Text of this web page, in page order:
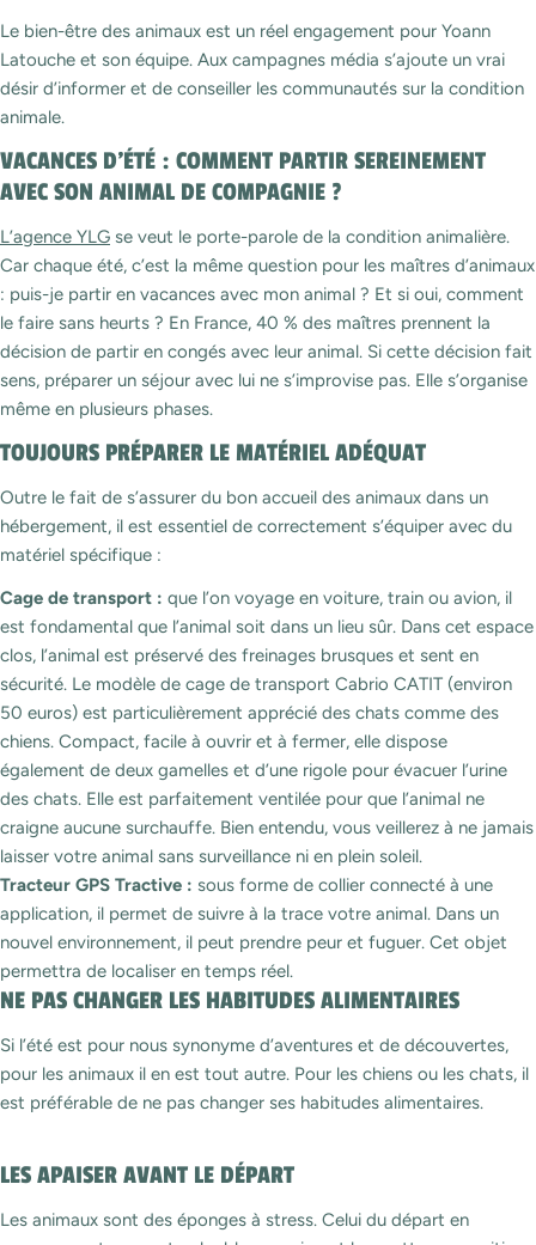
Le bien-être des animaux est un réel engagement pour Yoann
Latouche et son équipe. Aux campagnes média s’ajoute un vrai
désir d’informer et de conseiller les communautés sur la condition
animale.
VACANCES D’ÉTÉ : COMMENT PARTIR SEREINEMENT
AVEC SON ANIMAL DE COMPAGNIE ?
L’agence YLG se veut le porte-parole de la condition animalière.
Car chaque été, c’est la même question pour les maîtres d’animaux
: puis-je partir en vacances avec mon animal ? Et si oui, comment
le faire sans heurts ? En France, 40 % des maîtres prennent la
décision de partir en congés avec leur animal. Si cette décision fait
sens, préparer un séjour avec lui ne s’improvise pas. Elle s’organise
même en plusieurs phases.
TOUJOURS PRÉPARER LE MATÉRIEL ADÉQUAT
Outre le fait de s’assurer du bon accueil des animaux dans un
hébergement, il est essentiel de correctement s’équiper avec du
matériel spécifique :
Cage de transport : que l’on voyage en voiture, train ou avion, il
est fondamental que l’animal soit dans un lieu sûr. Dans cet espace
clos, l’animal est préservé des freinages brusques et sent en
sécurité. Le modèle de cage de transport Cabrio CATIT (environ
50 euros) est particulièrement apprécié des chats comme des
chiens. Compact, facile à ouvrir et à fermer, elle dispose
également de deux gamelles et d’une rigole pour évacuer l’urine
des chats. Elle est parfaitement ventilée pour que l’animal ne
craigne aucune surchauffe. Bien entendu, vous veillerez à ne jamais
laisser votre animal sans surveillance ni en plein soleil.
Tracteur GPS Tractive : sous forme de collier connecté à une
application, il permet de suivre à la trace votre animal. Dans un
nouvel environnement, il peut prendre peur et fuguer. Cet objet
permettra de localiser en temps réel.
NE PAS CHANGER LES HABITUDES ALIMENTAIRES
Si l’été est pour nous synonyme d’aventures et de découvertes,
pour les animaux il en est tout autre. Pour les chiens ou les chats, il
est préférable de ne pas changer ses habitudes alimentaires.
LES APAISER AVANT LE DÉPART
Les animaux sont des éponges à stress. Celui du départ en